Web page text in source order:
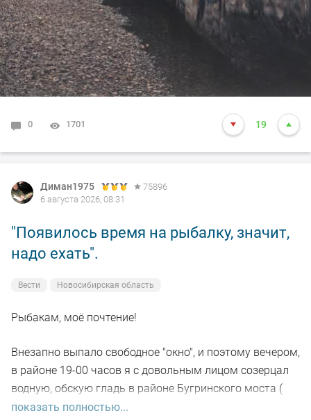
0 1701 19
Диман1975
75896
6 августа 2026, 08:31
"Появилось время на рыбалку, значит,
надо ехать".
Вести Новосибирская область
Рыбакам, моё почтение!
Внезапно выпало свободное "окно", и поэтому вечером,
в районе 19-00 часов я с довольным лицом созерцал
водную, обскую гладь в районе Бугринского моста (
правый берег).
показать полностью...